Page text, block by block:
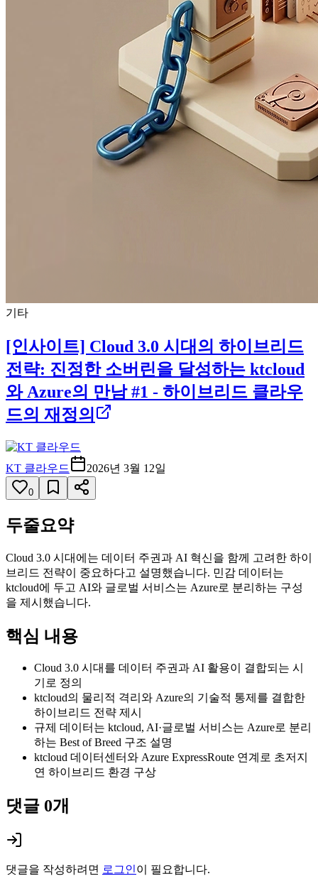
기타
[인사이트] Cloud 3.0 시대의 하이브리드
전략: 진정한 소버린을 달성하는 ktcloud
와 Azure의 만남 #1 - 하이브리드 클라우
드의 재정의
KT 클라우드 2026년 3월 12일
0
두줄요약
Cloud 3.0 시대에는 데이터 주권과 AI 혁신을 함께 고려한 하이
브리드 전략이 중요하다고 설명했습니다. 민감 데이터는
ktcloud에 두고 AI와 글로벌 서비스는 Azure로 분리하는 구성
을 제시했습니다.
핵심 내용
Cloud 3.0 시대를 데이터 주권과 AI 활용이 결합되는 시
기로 정의
ktcloud의 물리적 격리와 Azure의 기술적 통제를 결합한
하이브리드 전략 제시
규제 데이터는 ktcloud, AI·글로벌 서비스는 Azure로 분리
하는 Best of Breed 구조 설명
ktcloud 데이터센터와 Azure ExpressRoute 연계로 초저지
연 하이브리드 환경 구상
댓글 0개
댓글을 작성하려면 로그인이 필요합니다.